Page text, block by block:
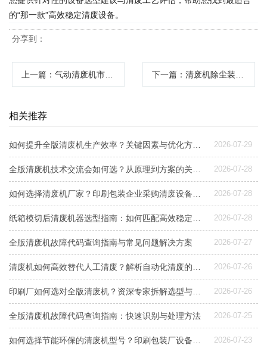
的“那一款”高效稳定清废设备。
分享到：
上一篇 ：气动清废机市场报价多少钱？影响价格的关键配置与选型指南 下一篇 ：清废机除尘装置安装指南：关键步骤、配置考量与高效方案
相关推荐
2026-07-29
2026-07-28
2026-07-28
2026-07-28
全版清废机故障代码查询指南与常见问题解决方案 2026-07-27
2026-07-26
2026-07-26
全版清废机故障代码查询指南：快速识别与处理方法 2026-07-25
2026-07-23